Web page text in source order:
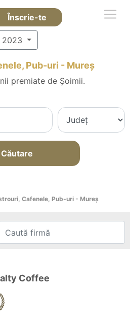
Înscrie-te
2023
Pub-uri - Mureş
premiate de Șoimii.
Căutare
Cafenele, Pub-uri - Mureş
Coffee